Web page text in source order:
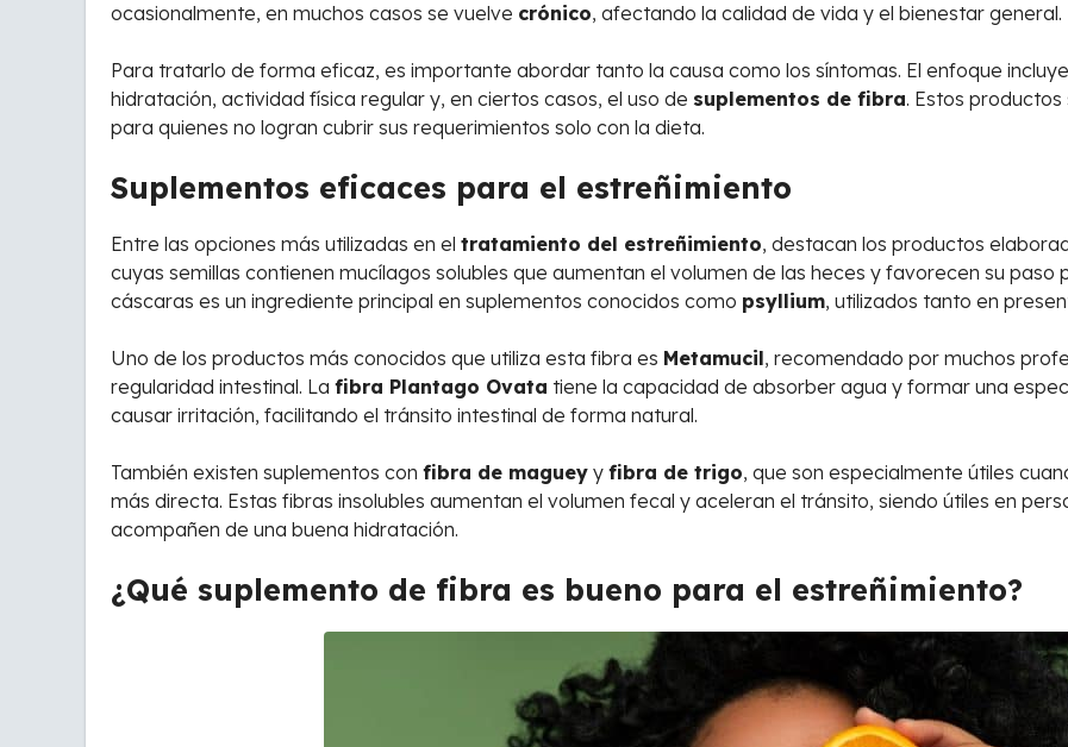
ocasionalmente, en muchos casos se vuelve crónico, afectando la calidad de vida y el bienestar general.
Para tratarlo de forma eficaz, es importante abordar tanto la causa como los síntomas. El enfoque
hidratación, actividad física regular y, en ciertos casos, el uso de suplementos de fibra. Estos
para quienes no logran cubrir sus requerimientos solo con la dieta.
Suplementos eficaces para el estreñimiento
Entre las opciones más utilizadas en el tratamiento del estreñimiento, destacan los productos
cuyas semillas contienen mucílagos solubles que aumentan el volumen de las heces y favorecen su paso
cáscaras es un ingrediente principal en suplementos conocidos como psyllium, utilizados tanto en
Uno de los productos más conocidos que utiliza esta fibra es Metamucil, recomendado por muchos
regularidad intestinal. La fibra Plantago Ovata tiene la capacidad de absorber agua y formar una
causar irritación, facilitando el tránsito intestinal de forma natural.
También existen suplementos con fibra de maguey y fibra de trigo, que son especialmente útiles
más directa. Estas fibras insolubles aumentan el volumen fecal y aceleran el tránsito, siendo útiles en
acompañen de una buena hidratación.
¿Qué suplemento de fibra es bueno para el estreñimiento?